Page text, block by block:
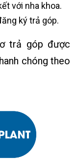
với nha khoa.
ký trả góp.
trả góp được
chóng theo